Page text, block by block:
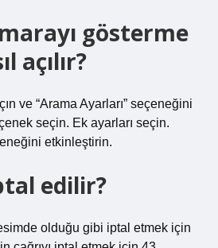
gösterme
açılır?
ve “Arama Ayarları” seçeneğini
seçin. Ek ayarları seçin.
etkinleştirin.
edilir?
olduğu gibi iptal etmek için